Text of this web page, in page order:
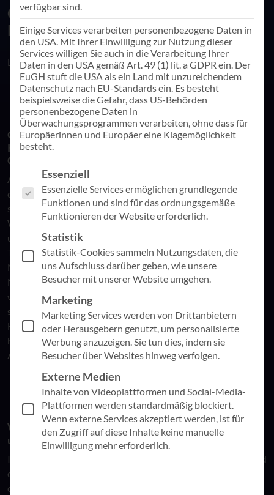
Online-Session: Microsoft Copilot –
Die Zukunft der Zusammenarbeit
Link teilen
Online-Session zur KI-befeuerten Effizienz in
Kollaboration und Kommunikation mit Microsoft
Copilot
Am 28. September war der Tag der Künstlichen Intelligenz bei
den AppSphere Online-Sessions. In diesem Webinar drehte
sich alles um ein Thema, das die Welt der Technologie und
Wirtschaft gleichermaßen fasziniert: Künstliche Intelligenz
und speziell Microsoft Copilot. Sinan Mumcu, Teamlead
Transformation Consulting, gab exklusive Einblicke in
Microsoft Copilot, dass voraussichtlich im November auf den
Markt kommt. Nach einem allgemeinen Überblick zu KI und
wo die aktuellen Lösungen auf dem Gartner Hype-Cycle
stehen, zeigte Sinan das Spannungsfeld zwischen Angst und
Hoffnung. Laut einer Studie sehen mehr Menschen KI
hoffnungsvoll entgegen, als Angst zu haben, ihren
Arbeitsplatz deswegen zu verlieren.
Was sind Bing Chat und Microsoft Copilot und was
unterscheidet sie?
Im Vergleich zwischen dem schon vorhandenen Bing Chat und
dem kommenden Microsoft Copilot wurde schnell deutlich,
dass Copilot ein umfangreicher Fullstack KI Business
verfügbar sind.
Einige Services verarbeiten personenbezogene Daten in
den USA. Mit Ihrer Einwilligung zur Nutzung dieser
Services willigen Sie auch in die Verarbeitung Ihrer
Daten in den USA gemäß Art. 49 (1) lit. a GDPR ein. Der
EuGH stuft die USA als ein Land mit unzureichendem
Datenschutz nach EU-Standards ein. Es besteht
beispielsweise die Gefahr, dass US-Behörden
personenbezogene Daten in
Überwachungsprogrammen verarbeiten, ohne dass für
Europäerinnen und Europäer eine Klagemöglichkeit
besteht.
Es folgt eine Liste der Service-Gruppen, für die eine
Essenziell
Essenzielle Services ermöglichen grundlegende
Funktionen und sind für das ordnungsgemäße
Funktionieren der Website erforderlich.
Statistik
Statistik-Cookies sammeln Nutzungsdaten, die
uns Aufschluss darüber geben, wie unsere
Besucher mit unserer Website umgehen.
Marketing
Marketing Services werden von Drittanbietern
oder Herausgebern genutzt, um personalisierte
Werbung anzuzeigen. Sie tun dies, indem sie
Besucher über Websites hinweg verfolgen.
Externe Medien
Inhalte von Videoplattformen und Social-Media-
Plattformen werden standardmäßig blockiert.
Wenn externe Services akzeptiert werden, ist für
den Zugriff auf diese Inhalte keine manuelle
Einwilligung mehr erforderlich.